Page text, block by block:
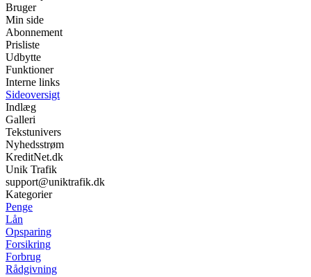
Bruger
Min side
Abonnement
Prisliste
Udbytte
Funktioner
Interne links
Sideoversigt
Indlæg
Galleri
Tekstunivers
Nyhedsstrøm
KreditNet.dk
Unik Trafik
support@uniktrafik.dk
Kategorier
Penge
Lån
Opsparing
Forsikring
Forbrug
Rådgivning